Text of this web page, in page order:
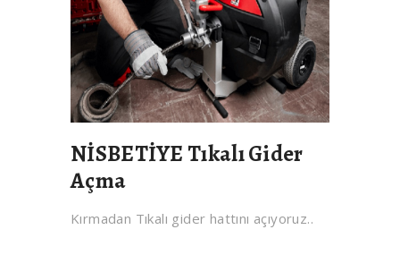
NİSBETİYE Tıkalı Gider
Açma
Kırmadan Tıkalı gider hattını açıyoruz..